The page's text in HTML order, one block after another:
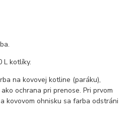
L kotlíky.
na kovovej kotline (paráku),
ochrana pri prenose. Pri prvom
kovovom ohnisku sa farba odstráni